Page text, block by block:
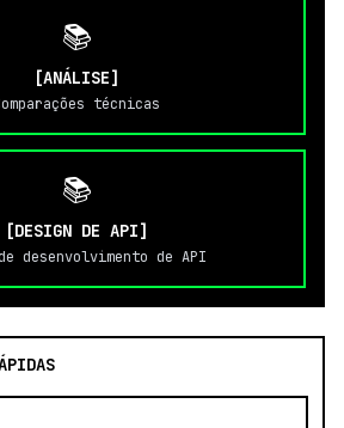
📚
[ANÁLISE]
técnicas
📚
[DESIGN DE API]
desenvolvimento de API